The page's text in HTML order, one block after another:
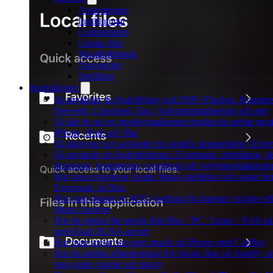
Anslutningar
Inställningar
Ljudspelaren
Lokala filer
Musikbibliotek
Navigering
Spellistor
Instruktioner
Så använder du ljudeffekter och DSP i Flacbox:
Freeverb, Crossfeed, Eko, Volymnormalisering och mer
Så slår du på en musikvisualiserare medan du spelar
iPhone, iPad och Mac
Så aktiverar och använder du sömlös uppspelning i
Så använder du ljudeffekterna i Evermusic: efterklang,
distorsion, kompressor, crossfeed och
Hur man exporterar Apple Music-spellistor och spelar
Evermusic på Mac
Hur man skapar en M3U-spellista för Internet Archive
Music Archive
Hur du spelar din musik från Mac / PC / Linux / NAS
med Kodi DLNA-server
Hur man spelar sin egen musik på iPhone med CarPlay
Hur du ändrar albumomslag för lokala låtar på Spotify:
steg-guide (mobil och dator)